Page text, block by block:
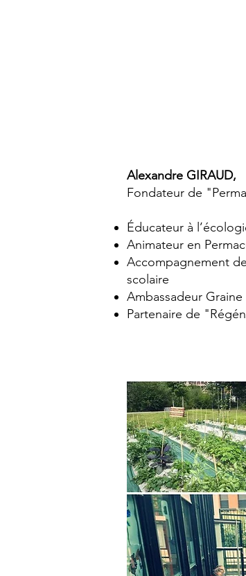
Alexandre GIRAUD,
Fondateur de
Éducateur à
Animateur en
Accompagnement
scolaire
Ambassadeur
Partenaire de